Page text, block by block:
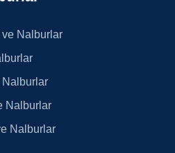
ve Nalburlar
Nalburlar
Nalburlar
Nalburlar